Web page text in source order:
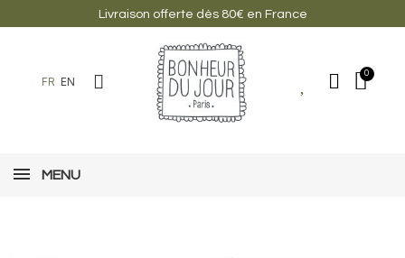
Livraison offerte dès 80€ en France
FR EN
MENU